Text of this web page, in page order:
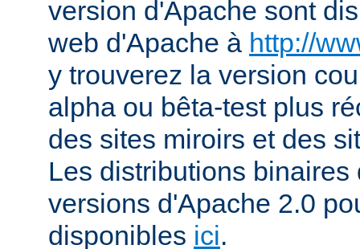
version d'Apache sont
web d'Apache à http://
y trouverez la version
alpha ou bêta-test plus
des sites miroirs et des
Les distributions binaires
versions d'Apache 2.0
disponibles ici.